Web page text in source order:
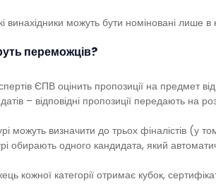
винахідники можуть бути номіновані лише
переможців?
ЄПВ оцінить пропозиції на предмет
– відповідні пропозиції передають на
можуть визначити до трьох фіналістів (у
обирають одного кандидата, який
кожної категорії отримає кубок,